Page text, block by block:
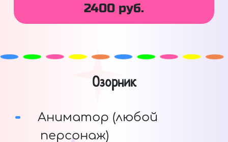
2400 руб.
Озорник
Аниматор (любой
персонаж)